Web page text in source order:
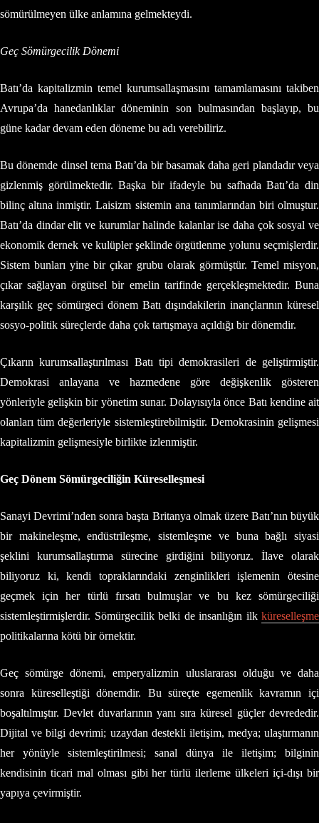
sömürülmeyen ülke anlamına gelmekteydi.
Geç Sömürgecilik Dönemi
Batı’da kapitalizmin temel kurumsallaşmasını tamamlamasını takiben
Avrupa’da hanedanlıklar döneminin son bulmasından başlayıp, bu
güne kadar devam eden döneme bu adı verebiliriz.
Bu dönemde dinsel tema Batı’da bir basamak daha geri plandadır veya
gizlenmiş görülmektedir. Başka bir ifadeyle bu safhada Batı’da din
bilinç altına inmiştir. Laisizm sistemin ana tanımlarından biri olmuştur.
Batı’da dindar elit ve kurumlar halinde kalanlar ise daha çok sosyal ve
ekonomik dernek ve kulüpler şeklinde örgütlenme yolunu seçmişlerdir.
Sistem bunları yine bir çıkar grubu olarak görmüştür. Temel misyon,
çıkar sağlayan örgütsel bir emelin tarifinde gerçekleşmektedir. Buna
karşılık geç sömürgeci dönem Batı dışındakilerin inançlarının küresel
sosyo-politik süreçlerde daha çok tartışmaya açıldığı bir dönemdir.
Çıkarın kurumsallaştırılması Batı tipi demokrasileri de geliştirmiştir.
Demokrasi anlayana ve hazmedene göre değişkenlik gösteren
yönleriyle gelişkin bir yönetim sunar. Dolayısıyla önce Batı kendine ait
olanları tüm değerleriyle sistemleştirebilmiştir. Demokrasinin gelişmesi
kapitalizmin gelişmesiyle birlikte izlenmiştir.
Geç Dönem Sömürgeciliğin Küreselleşmesi
Sanayi Devrimi’nden sonra başta Britanya olmak üzere Batı’nın büyük
bir makineleşme, endüstrileşme, sistemleşme ve buna bağlı siyasi
şeklini kurumsallaştırma sürecine girdiğini biliyoruz. İlave olarak
biliyoruz ki, kendi topraklarındaki zenginlikleri işlemenin ötesine
geçmek için her türlü fırsatı bulmuşlar ve bu kez sömürgeciliği
sistemleştirmişlerdir. Sömürgecilik belki de insanlığın ilk küreselleşme
politikalarına kötü bir örnektir.
Geç sömürge dönemi, emperyalizmin uluslararası olduğu ve daha
sonra küreselleştiği dönemdir. Bu süreçte egemenlik kavramın içi
boşaltılmıştır. Devlet duvarlarının yanı sıra küresel güçler devrededir.
Dijital ve bilgi devrimi; uzaydan destekli iletişim, medya; ulaştırmanın
her yönüyle sistemleştirilmesi; sanal dünya ile iletişim; bilginin
kendisinin ticari mal olması gibi her türlü ilerleme ülkeleri içi-dışı bir
yapıya çevirmiştir.